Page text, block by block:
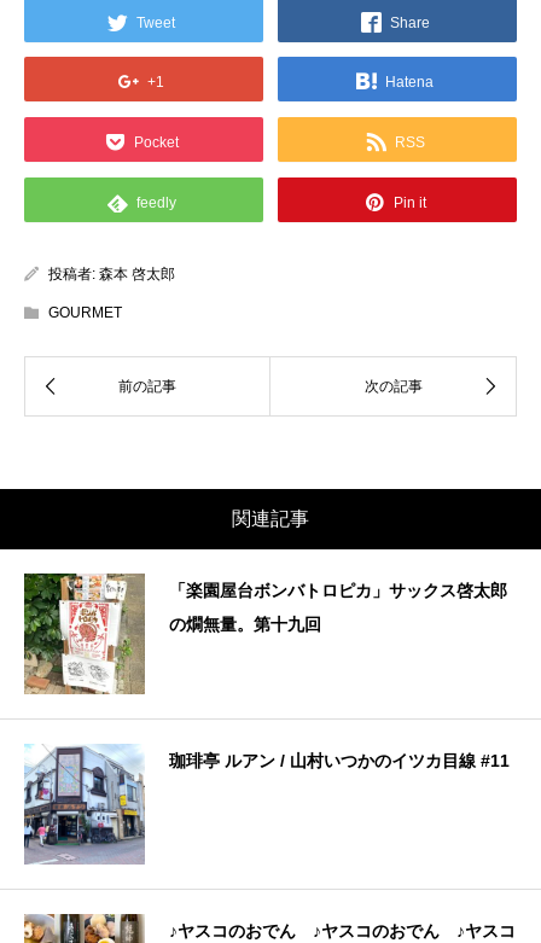
Tweet Share
+1 Hatena
Pocket RSS
feedly Pin it
投稿者: 森本 啓太郎
GOURMET
関連記事
「楽園屋台ボンバトロピカ」サックス啓太郎
の燗無量。第十九回
珈琲亭 ルアン / 山村いつかのイツカ目線 #11
♪ヤスコのおでん ♪ヤスコのおでん ♪ヤスコ